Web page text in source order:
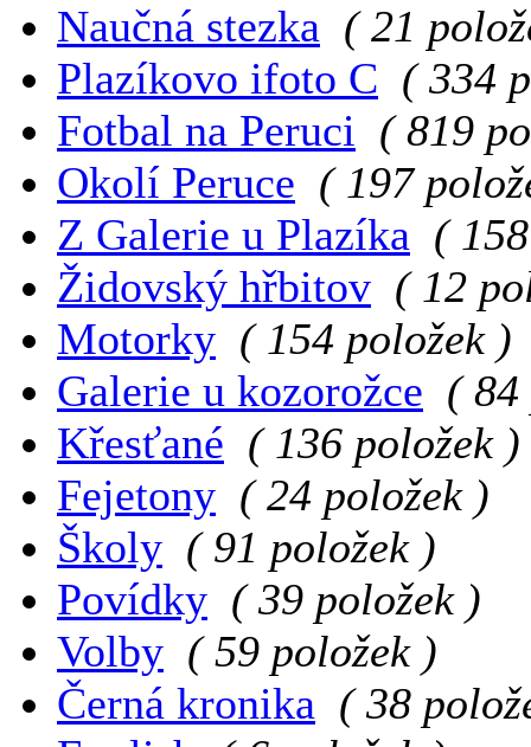
Naučná stezka ( 21
Plazíkovo ifoto C ( 334
Fotbal na Peruci ( 819
Okolí Peruce ( 197
Z Galerie u Plazíka (
Židovský hřbitov ( 12
Motorky ( 154 položek )
Galerie u kozorožce ( 84
Křesťané ( 136 položek )
Fejetony ( 24 položek )
Školy ( 91 položek )
Povídky ( 39 položek )
Volby ( 59 položek )
Černá kronika ( 38